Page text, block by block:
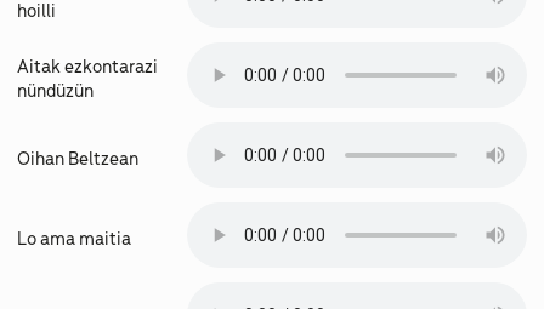
hoilli
Aitak ezkontarazi
nündüzün
Oihan Beltzean
Lo ama maitia